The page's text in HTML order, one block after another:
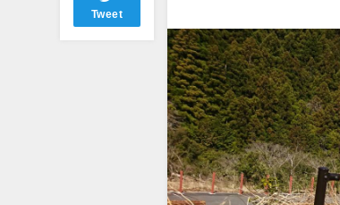
Tweet